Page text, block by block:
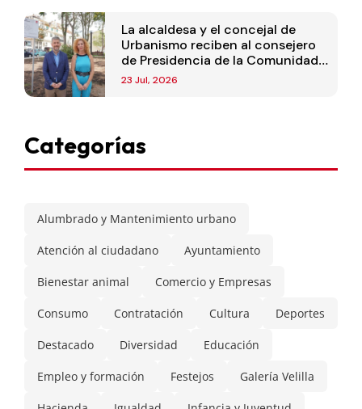
La alcaldesa y el concejal de
Urbanismo reciben al consejero
de Presidencia de la Comunidad
de Madrid
23 Jul, 2026
Categorías
Alumbrado y Mantenimiento urbano
Atención al ciudadano Ayuntamiento
Bienestar animal Comercio y Empresas
Consumo Contratación Cultura Deportes
Destacado Diversidad Educación
Empleo y formación Festejos Galería Velilla